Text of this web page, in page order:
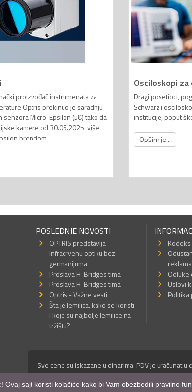
proizvođač instrumenata za
Optris prekinuo je saradnju
senzora Micro-Epsilon (µƐ) tako da
kamere od 30.06.2025. više
brendom.
Osciloskopi za
Dragi posetioci,
Schwarz i
institucije, poput
Opširnije...
POSLEDNJE NOVOSTI
OPTRIS predstavlja
infracrvenu optiku bez
germanijuma
Proslava H-Bridges tima
Proslava H-Bridges tima
Optris - Važne vesti
Šta je lemilica, kako se koristi
i koje su najbolje lemilice na
tržištu?
Odluke
Uslovi
Politika
Sve cene su iskazane u dinarima. PDV je uračunat u
© Mikro Princ 1999 - 2026. Sva prava su zadržana.
Kreirao*nbgcreator |Izdrada Internet prodavnice,
Ovaj sajt koristi kolačiće kako bi Vam obezbedili pravilno